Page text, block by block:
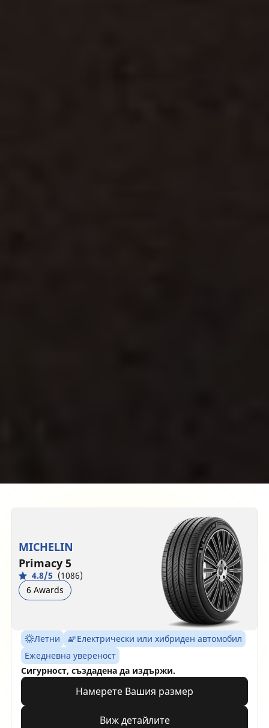
MICHELIN
Primacy 5
4.8/5 (1086)
6 Awards
Летни
Електрически или хибриден автомобил
Ежедневна увереност
Сигурност, създадена да издържи.
Намерете Вашия размер
Виж детайлите